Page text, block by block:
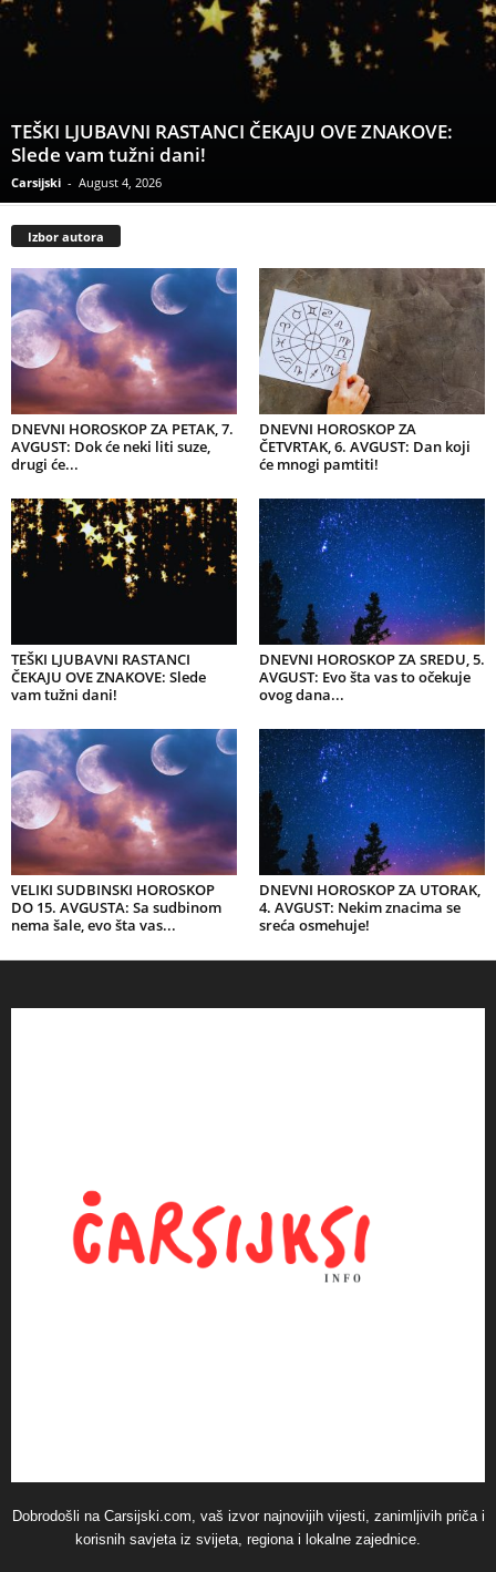
TEŠKI LJUBAVNI RASTANCI ČEKAJU OVE ZNAKOVE:
Slede vam tužni dani!
Carsijski - August 4, 2026
Izbor autora
DNEVNI HOROSKOP ZA PETAK, 7.
AVGUST: Dok će neki liti suze,
drugi će...
DNEVNI HOROSKOP ZA
ČETVRTAK, 6. AVGUST: Dan koji
će mnogi pamtiti!
TEŠKI LJUBAVNI RASTANCI
ČEKAJU OVE ZNAKOVE: Slede
vam tužni dani!
DNEVNI HOROSKOP ZA SREDU, 5.
AVGUST: Evo šta vas to očekuje
ovog dana...
VELIKI SUDBINSKI HOROSKOP
DO 15. AVGUSTA: Sa sudbinom
nema šale, evo šta vas...
DNEVNI HOROSKOP ZA UTORAK,
4. AVGUST: Nekim znacima se
sreća osmehuje!
Dobrodošli na Carsijski.com, vaš izvor najnovijih vijesti, zanimljivih priča i
korisnih savjeta iz svijeta, regiona i lokalne zajednice.